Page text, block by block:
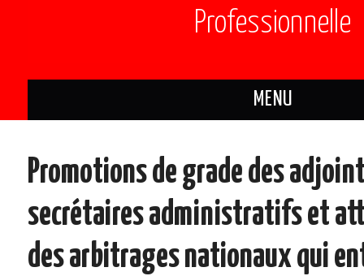
Professionnelle
MENU
INSTANCES – ELU/ES CGT
VOS DROITS
RÉGIONS
Promotions de grade des
secrétaires administratifs et
des arbitrages nationaux qui